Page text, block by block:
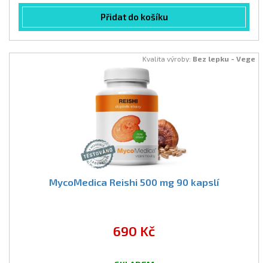
Přidat do košíku
Kvalita výroby: Bez lepku - Vege
MycoMedica Reishi 500 mg 90 kapslí
690 Kč